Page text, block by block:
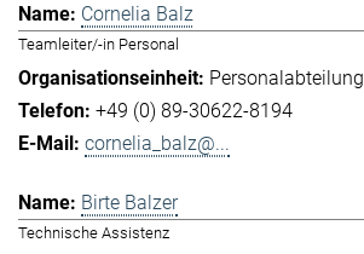
Cornelia Balz
Teamleiter/-in Personal
Personalabteilung
+49 (0) 89-30622-8194
cornelia_balz@...
Birte Balzer
Technische Assistenz